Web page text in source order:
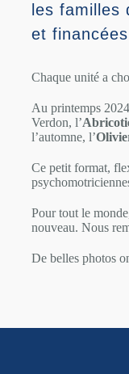
les familles
et
Chaque unité a
Au printemps
Verdon, l’
l’automne, l’
Ce petit format,
Pour tout le
nouveau. Nous
De belles photos